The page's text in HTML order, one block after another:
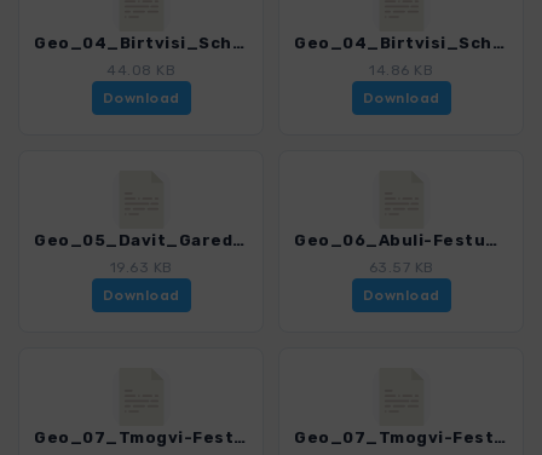
Geo_04_Birtvisi_Schlucht.gpx
44.08 KB
Download
Geo_04_Birtvisi_Schlucht_VAR.gpx
14.86 KB
Download
Geo_05_Davit_Garedja.gpx
19.63 KB
Download
Geo_06_Abuli-Festung.gpx
63.57 KB
Download
Geo_07_Tmogvi-Festung.gpx Geo_07_Tmogvi-Festung_VAR.gpx